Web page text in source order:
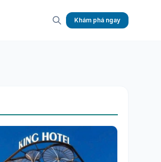
Khám phá ngay